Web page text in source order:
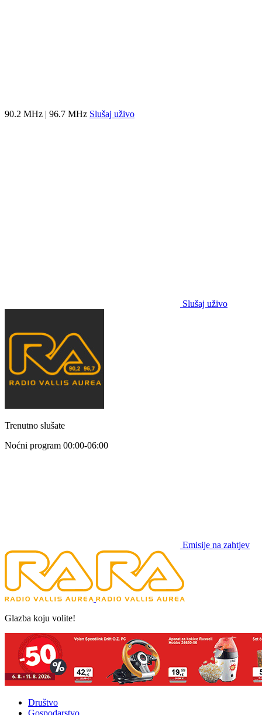
90.2 MHz | 96.7 MHz Slušaj uživo
Slušaj uživo
Trenutno slušate
Noćni program 00:00-06:00
Emisije na zahtjev
Glazba koju volite!
Društvo
Gospodarstvo